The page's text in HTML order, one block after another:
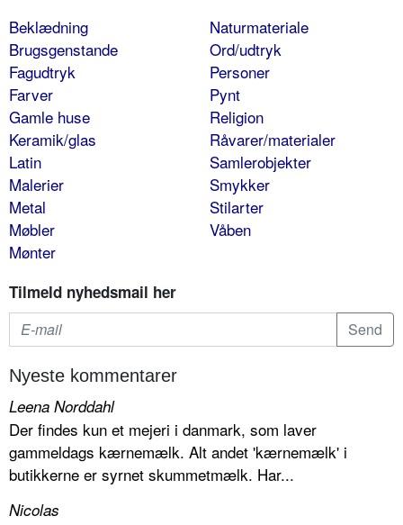
Beklædning
Brugsgenstande
Fagudtryk
Farver
Gamle huse
Keramik/glas
Latin
Malerier
Metal
Møbler
Mønter
Naturmateriale
Ord/udtryk
Personer
Pynt
Religion
Råvarer/materialer
Samlerobjekter
Smykker
Stilarter
Våben
Tilmeld nyhedsmail her
Nyeste kommentarer
Leena Norddahl
Der findes kun et mejeri i danmark, som laver
gammeldags kærnemælk. Alt andet 'kærnemælk' i
butikkerne er syrnet skummetmælk. Har...
Nicolas